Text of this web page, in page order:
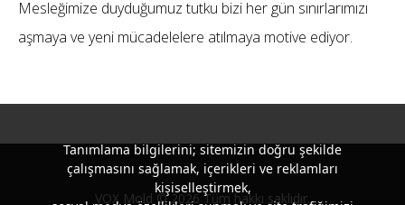
Mesleğimize duyduğumuz tutku bizi her gün sınırlarımızı
aşmaya ve yeni mücadelelere atılmaya motive ediyor.
VOX Mold © 2026 Tüm hakkı saklıdır.
Tanımlama bilgilerini; sitemizin doğru şekilde
çalışmasını sağlamak, içerikleri ve reklamları
kişiselleştirmek,